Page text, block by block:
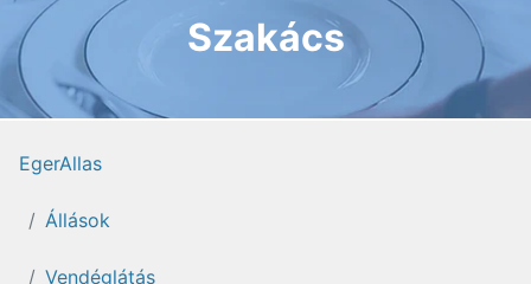
Szakács
EgerAllas
Állások
Vendéglátás